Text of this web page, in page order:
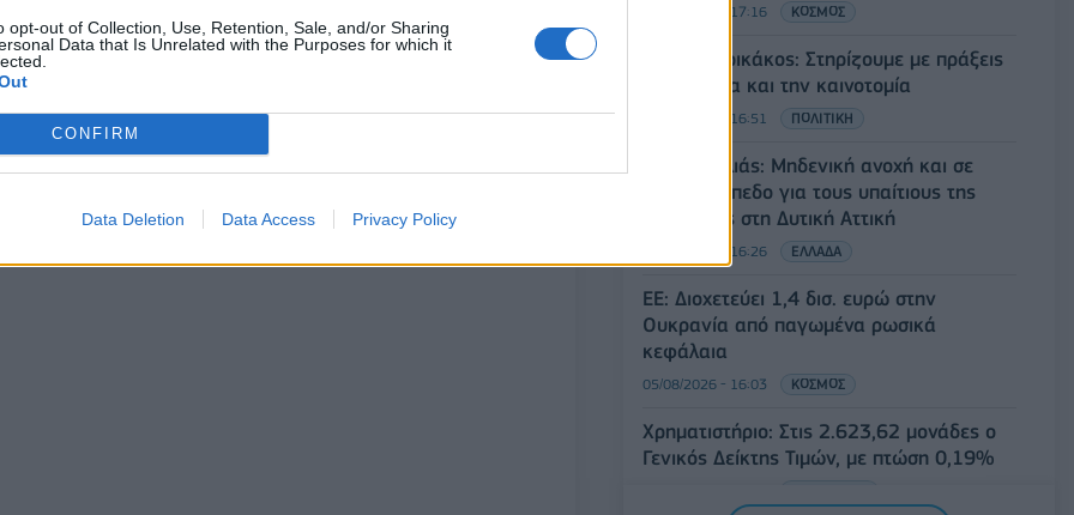
opt-out of Collection, Use, Retention, Sale, and/or Sharing
Data that Is Unrelated with the Purposes for which it
CONFIRM
Data Deletion Data Access Privacy Policy
υποστήριξη για να διασφαλιστεί η ποιότητα του
παραγωγής του ομίλου CSG.
την επιλογή του μοντέλου αδειοδότησης ήταν η
ανάλυση του νομικού πλαισίου για την ίδρυση μιας
ουκρανικούς κανονισμούς και ζητήματα
της άδειας αποδείχθηκε πολύ απλούστερη και
CSG, Andrej Čírtek.
05/08/2026 - 17:16 ΚΟΣΜΟΣ
Τ. Θεοδωρικάκος: Στηρίζουμε με πράξεις
την έρευνα και την καινοτομία
05/08/2026 - 16:51 ΠΟΛΙΤΙΚΗ
Ν. Χαρδαλιάς: Μηδενική ανοχή και σε
νομικό επίπεδο για τους υπαίτιους της
πυρκαγιάς στη Δυτική Αττική
05/08/2026 - 16:26 ΕΛΛΑΔΑ
ΕΕ: Διοχετεύει 1,4 δισ. ευρώ στην
Ουκρανία από παγωμένα ρωσικά
κεφάλαια
05/08/2026 - 16:03 ΚΟΣΜΟΣ
Χρηματιστήριο: Στις 2.623,62 μονάδες ο
Γενικός Δείκτης Τιμών, με πτώση 0,19%